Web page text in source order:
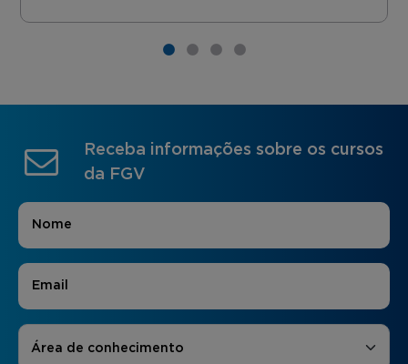
Receba informações sobre os cursos
da FGV
Nome
E-mail
Áreas de Interesse
Área de conhecimento